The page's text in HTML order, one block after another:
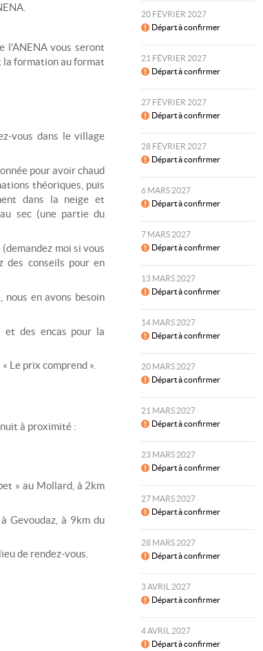
l'ANENA vous seront
la formation au format
vous dans le village
pour avoir chaud
théoriques, puis
dans la neige et
sec (une partie du
moi si vous
des conseils pour en
nous en avons besoin
et des encas pour la
Le prix comprend ».
à proximité :
» au Mollard, à 2km
Gevoudaz, à 9km du
de rendez-vous.
20 FÉVRIER 2027
Départ à confirmer
21 FÉVRIER 2027
Départ à confirmer
27 FÉVRIER 2027
Départ à confirmer
28 FÉVRIER 2027
Départ à confirmer
6 MARS 2027
Départ à confirmer
7 MARS 2027
Départ à confirmer
13 MARS 2027
Départ à confirmer
14 MARS 2027
Départ à confirmer
20 MARS 2027
Départ à confirmer
21 MARS 2027
Départ à confirmer
23 MARS 2027
Départ à confirmer
27 MARS 2027
Départ à confirmer
28 MARS 2027
Départ à confirmer
3 AVRIL 2027
Départ à confirmer
4 AVRIL 2027
Départ à confirmer